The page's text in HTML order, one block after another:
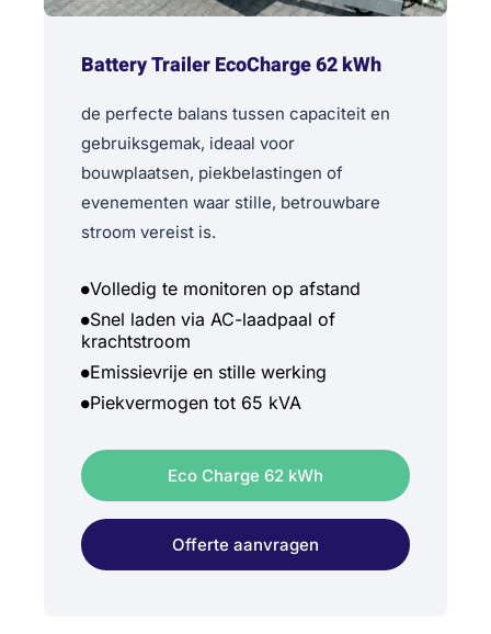
Battery Trailer EcoCharge 62 kWh
de perfecte balans tussen capaciteit en
gebruiksgemak, ideaal voor
bouwplaatsen, piekbelastingen of
evenementen waar stille, betrouwbare
stroom vereist is.
Volledig te monitoren op afstand
Snel laden via AC-laadpaal of
krachtstroom
Emissievrije en stille werking
Piekvermogen tot 65 kVA
Eco Charge 62 kWh
Offerte aanvragen